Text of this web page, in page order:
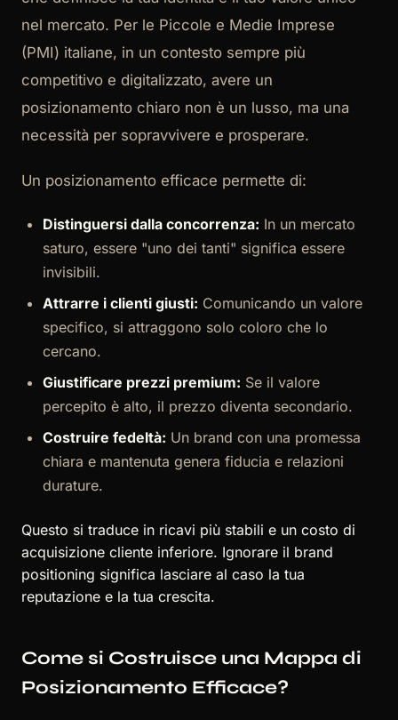
nel mercato. Per le Piccole e Medie Imprese
(PMI) italiane, in un contesto sempre più
competitivo e digitalizzato, avere un
posizionamento chiaro non è un lusso, ma una
necessità per sopravvivere e prosperare.
Un posizionamento efficace permette di:
Distinguersi dalla concorrenza: In un mercato
saturo, essere "uno dei tanti" significa essere
invisibili.
Attrarre i clienti giusti: Comunicando un valore
specifico, si attraggono solo coloro che lo
cercano.
Giustificare prezzi premium: Se il valore
percepito è alto, il prezzo diventa secondario.
Costruire fedeltà: Un brand con una promessa
chiara e mantenuta genera fiducia e relazioni
durature.
Questo si traduce in ricavi più stabili e un costo di
acquisizione cliente inferiore. Ignorare il brand
positioning significa lasciare al caso la tua
reputazione e la tua crescita.
Come si Costruisce una Mappa di
Posizionamento Efficace?